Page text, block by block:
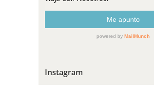
Instagram